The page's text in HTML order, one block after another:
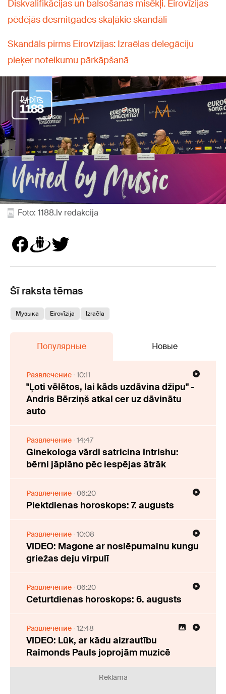
Diskvalifikācijas un balsošanas misēkļi. Eirovīzijas
pēdējās desmitgades skaļākie skandāli
Skandāls pirms Eirovīzijas: Izraēlas delegāciju
pieķer noteikumu pārkāpšanā
Foto: 1188.lv redakcija
Šī raksta tēmas
Музыка Eirovīzija Izraēla
Популярные Новые
Развлечение 10:11
"Ļoti vēlētos, lai kāds uzdāvina džipu" -
Andris Bērziņš atkal cer uz dāvinātu
auto
Развлечение 14:47
Ginekologa vārdi satricina Intrishu:
bērni jāplāno pēc iespējas ātrāk
Развлечение 06:20
Piektdienas horoskops: 7. augusts
Развлечение 10:08
VIDEO: Magone ar noslēpumainu kungu
griežas deju virpulī
Развлечение 06:20
Ceturtdienas horoskops: 6. augusts
Развлечение 12:48
VIDEO: Lūk, ar kādu aizrautību
Raimonds Pauls joprojām muzicē
Reklāma